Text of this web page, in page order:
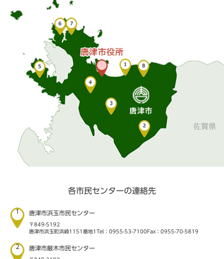
各市民センターの連絡先
1 唐津市浜玉市民センター
〒849-5192
唐津市浜玉町浜崎1151番地1 Tel：0955-53-7100 Fax：0955-70-5819
2 唐津市厳木市民センター